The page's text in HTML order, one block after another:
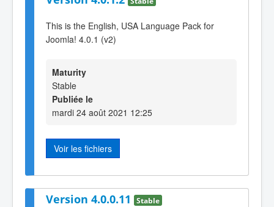
This is the English, USA Language Pack for
Joomla! 4.0.1 (v2)
Maturity
Stable
Publiée le
mardi 24 août 2021 12:25
Voir les fichiers
Version 4.0.0.11 Stable